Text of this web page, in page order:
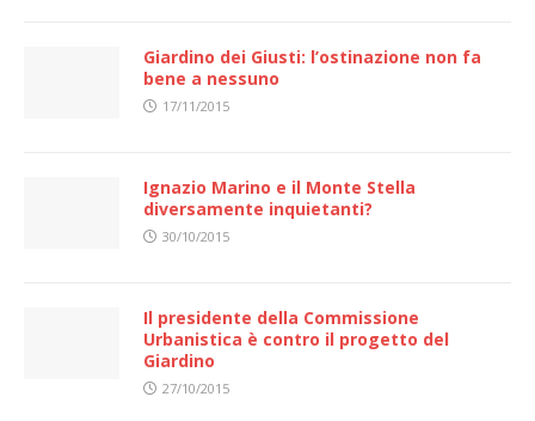
Giardino dei Giusti: l’ostinazione non fa
bene a nessuno
17/11/2015
Ignazio Marino e il Monte Stella
diversamente inquietanti?
30/10/2015
Il presidente della Commissione
Urbanistica è contro il progetto del
Giardino
27/10/2015